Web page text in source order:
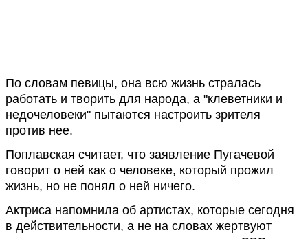
По словам певицы, она всю жизнь стралась
работать и творить для народа, а "клеветники и
недочеловеки" пытаются настроить зрителя
против нее.
Поплавская считает, что заявление Пугачевой
говорит о ней как о человеке, который прожил
жизнь, но не понял о ней ничего.
Актриса напомнила об артистах, которые сегодня
в действительности, а не на словах жертвуют